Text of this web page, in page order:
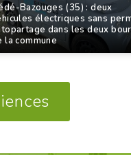
Bazouges (35) : deux
électriques sans
dans les deux
la commune